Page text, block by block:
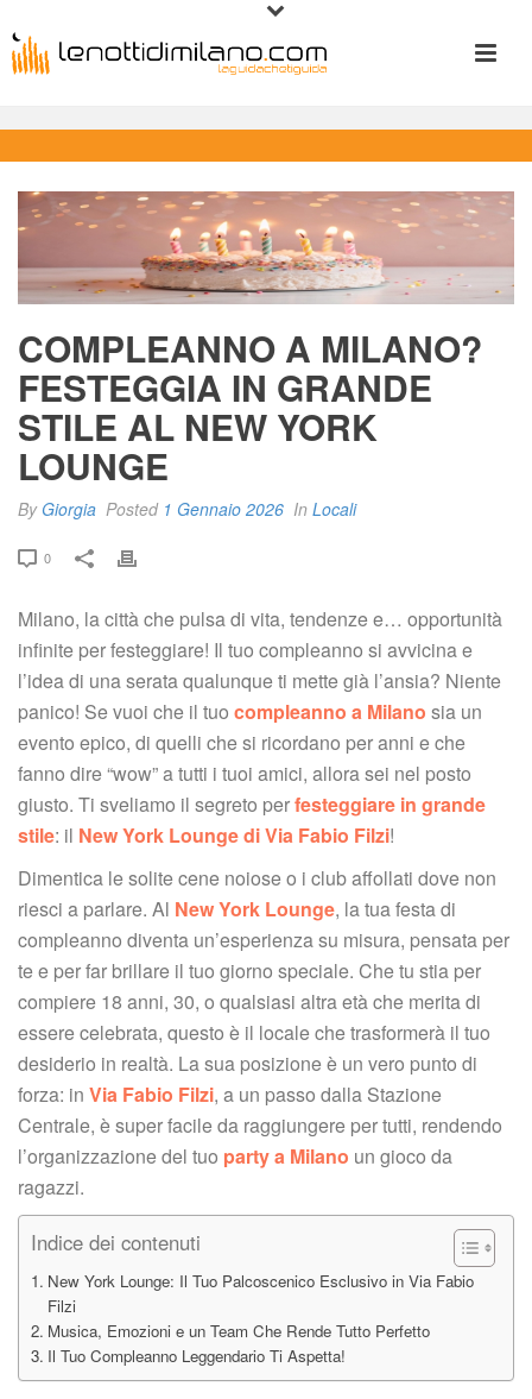
COMPLEANNO A MILANO?
FESTEGGIA IN GRANDE
STILE AL NEW YORK
LOUNGE
By Giorgia Posted 1 Gennaio 2026 In Locali
0
Milano, la città che pulsa di vita, tendenze e… opportunità
infinite per festeggiare! Il tuo compleanno si avvicina e
l’idea di una serata qualunque ti mette già l’ansia? Niente
panico! Se vuoi che il tuo compleanno a Milano sia un
evento epico, di quelli che si ricordano per anni e che
fanno dire “wow” a tutti i tuoi amici, allora sei nel posto
giusto. Ti sveliamo il segreto per festeggiare in grande
tile: il New York Lounge di Via Fabio Filzi!
Dimentica le solite cene noiose o i club affollati dove non
riesci a parlare. Al New York Lounge, la tua festa di
compleanno diventa un’esperienza su misura, pensata per
te e per far brillare il tuo giorno speciale. Che tu stia per
compiere 18 anni, 30, o qualsiasi altra età che merita di
essere celebrata, questo è il locale che trasformerà il tuo
desiderio in realtà. La sua posizione è un vero punto di
forza: in Via Fabio Filzi, a un passo dalla Stazione
Centrale, è super facile da raggiungere per tutti, rendendo
l’organizzazione del tuo party a Milano un gioco da
ragazzi.
Indice dei contenuti
New York Lounge: Il Tuo Palcoscenico Esclusivo in Via Fabio
Filzi
Musica, Emozioni e un Team Che Rende Tutto Perfetto
Il Tuo Compleanno Leggendario Ti Aspetta!